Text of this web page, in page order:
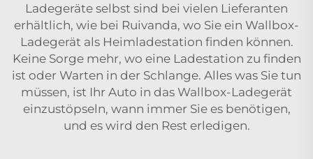
Ladegeräte selbst sind bei vielen Lieferanten
erhältlich, wie bei Ruivanda, wo Sie ein Wallbox-
Ladegerät als Heimladestation finden können.
Keine Sorge mehr, wo eine Ladestation zu finden
ist oder Warten in der Schlange. Alles was Sie tun
müssen, ist Ihr Auto in das Wallbox-Ladegerät
einzustöpseln, wann immer Sie es benötigen,
und es wird den Rest erledigen.